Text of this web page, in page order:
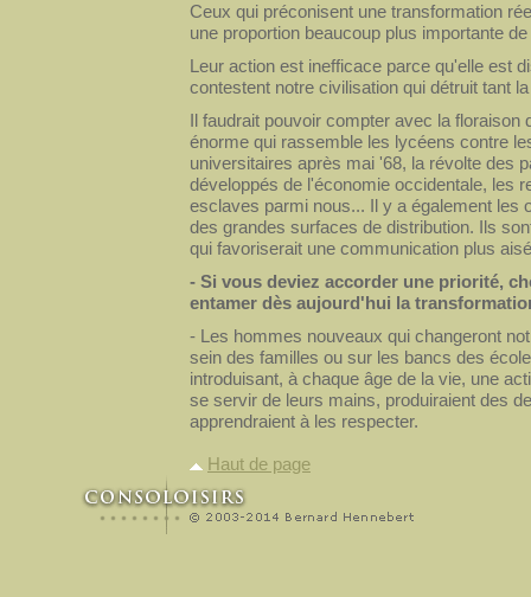
Ceux qui préconisent une transformation
une proportion beaucoup plus importante
Leur action est inefficace parce qu'elle est
contestent notre civilisation qui détruit tant
Il faudrait pouvoir compter avec la
énorme qui rassemble les lycéens contre
universitaires après mai '68, la révolte des
développés de l'économie occidentale, les
esclaves parmi nous... Il y a également les
des grandes surfaces de distribution. Ils
qui favoriserait une communication plus
- Si vous deviez accorder une priorité,
entamer dès aujourd'hui la
- Les hommes nouveaux qui changeront
sein des familles ou sur les bancs des
introduisant, à chaque âge de la vie, une
se servir de leurs mains, produiraient des
apprendraient à les respecter.
Haut de page